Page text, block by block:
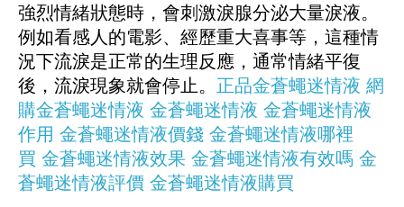
強烈情緒狀態時，會刺激淚腺分泌大量淚液。
例如看感人的電影、經歷重大喜事等，這種情
況下流淚是正常的生理反應，通常情緒平復
後，流淚現象就會停止。 正品金蒼蠅迷情液 網
購金蒼蠅迷情液 金蒼蠅迷情液 金蒼蠅迷情液
作用 金蒼蠅迷情液價錢 金蒼蠅迷情液哪裡
買 金蒼蠅迷情液效果 金蒼蠅迷情液有效嗎 金
蒼蠅迷情液評價 金蒼蠅迷情液購買